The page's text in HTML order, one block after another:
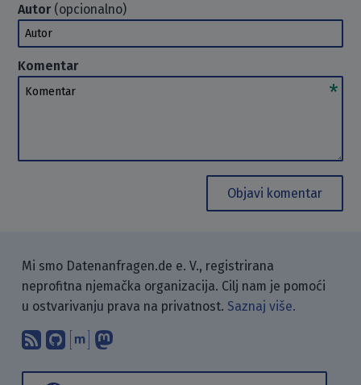
Autor(opcionalno)
Autor
Komentar
Komentar
Objavi komentar
Mi smo Datenanfragen.de e. V., registrirana
neprofitna njemačka organizacija. Cilj nam je pomoći
u ostvarivanju prava na privatnost. Saznaj više.
Pretplati se na naš blog koristeći
Pronađi nas na GitHubu.
Raspravljaj s nama putem